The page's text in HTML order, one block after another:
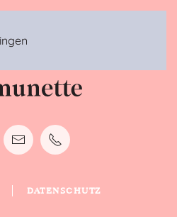
DATENSCHUTZ